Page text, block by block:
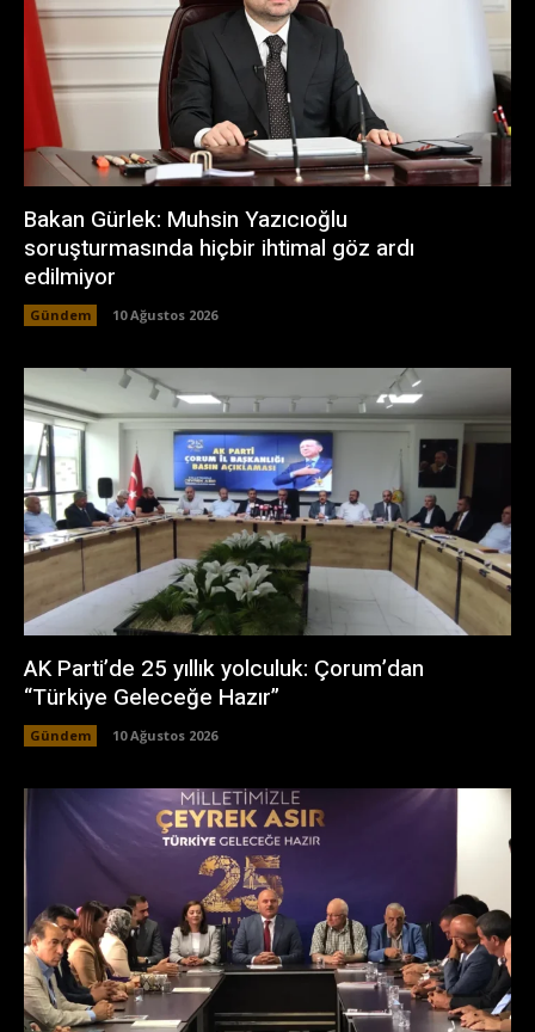
Bakan Gürlek: Muhsin Yazıcıoğlu
soruşturmasında hiçbir ihtimal göz ardı
edilmiyor
Gündem 10 Ağustos 2026
AK Parti’de 25 yıllık yolculuk: Çorum’dan
“Türkiye Geleceğe Hazır”
Gündem 10 Ağustos 2026